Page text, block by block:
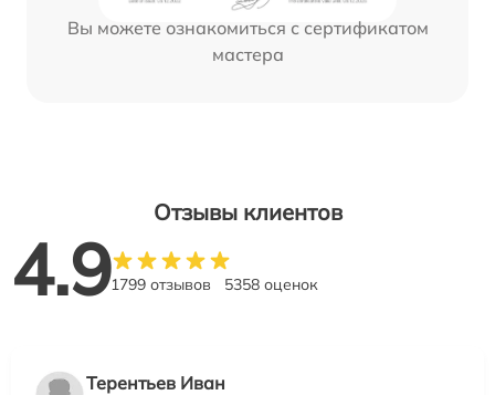
Вы можете ознакомиться с сертификатом
мастера
Отзывы клиентов
4.91799 отзывов 5358 оценок
Терентьев Иван